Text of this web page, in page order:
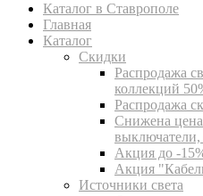
Каталог в Ставрополе
Главная
Каталог
Скидки
Распродажа
коллекций
Распродажа
Cнижена
выключатели,
Акция до -
Акция
Источники света